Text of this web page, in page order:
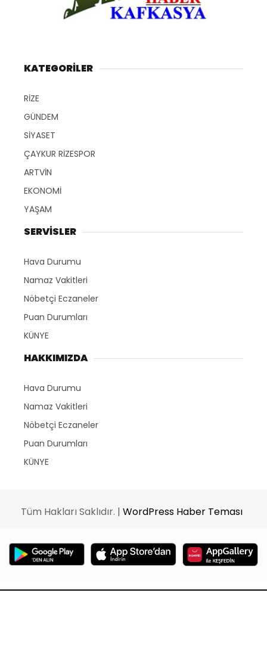
KATEGORİLER
RİZE
GÜNDEM
SİYASET
ÇAYKUR RİZESPOR
ARTVİN
EKONOMİ
YAŞAM
SERVİSLER
Hava Durumu
Namaz Vakitleri
Nöbetçi Eczaneler
Puan Durumları
KÜNYE
HAKKIMIZDA
Hava Durumu
Namaz Vakitleri
Nöbetçi Eczaneler
Puan Durumları
KÜNYE
Tüm Hakları Saklıdır. | WordPress Haber Teması